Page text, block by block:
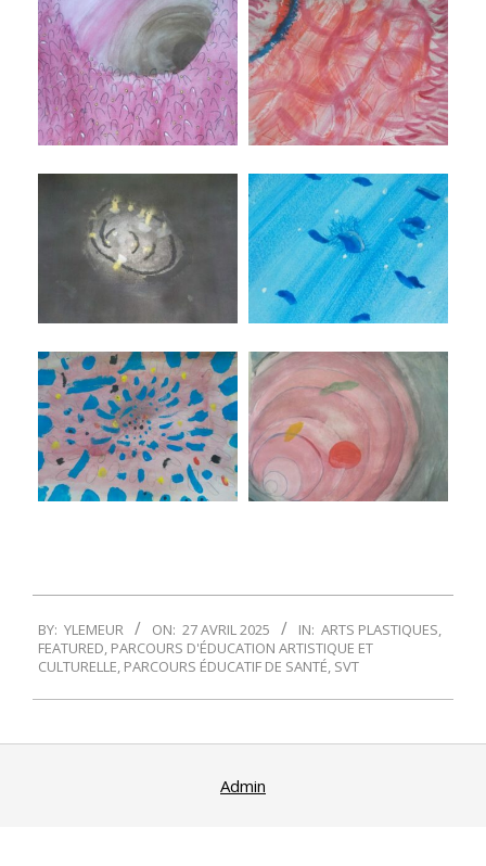
04-
27
BY: YLEMEUR ON: 27 AVRIL 2025 IN: ARTS PLASTIQUES,
FEATURED, PARCOURS D'ÉDUCATION ARTISTIQUE ET
CULTURELLE, PARCOURS ÉDUCATIF DE SANTÉ, SVT
Admin